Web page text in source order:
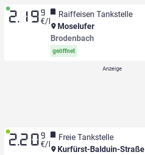
2.19 9
€/l
Raiffeisen Tankstelle
Moselufer
Brodenbach
geöffnet
2.20 9
€/l
Freie Tankstelle
Kurfürst-Balduin-Straße